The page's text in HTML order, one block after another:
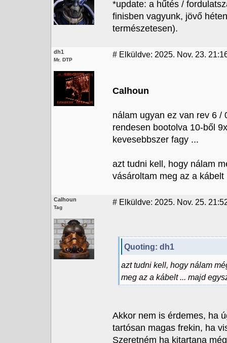
*update: a hűtés /
finisben vagyunk, jövő
természetesen).
dh1
Mr. DTP
# Elküldve: 2025. Nov. 23.
Calhoun
nálam ugyan ez van rev 6 /
rendesen bootolva 10-ből
kevesebbszer fagy ...
azt tudni kell, hogy nálam
vásároltam meg az a
Calhoun
Tag
# Elküldve: 2025. Nov. 25.
Quoting: dh1
azt tudni kell, hogy nálam
meg az a kábelt ... majd
Akkor nem is érdemes, ha
tartósan magas frekin, ha
Szeretném ha kitartana